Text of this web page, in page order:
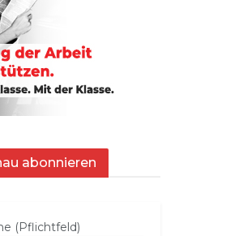
abonnieren
(Pflichtfeld)